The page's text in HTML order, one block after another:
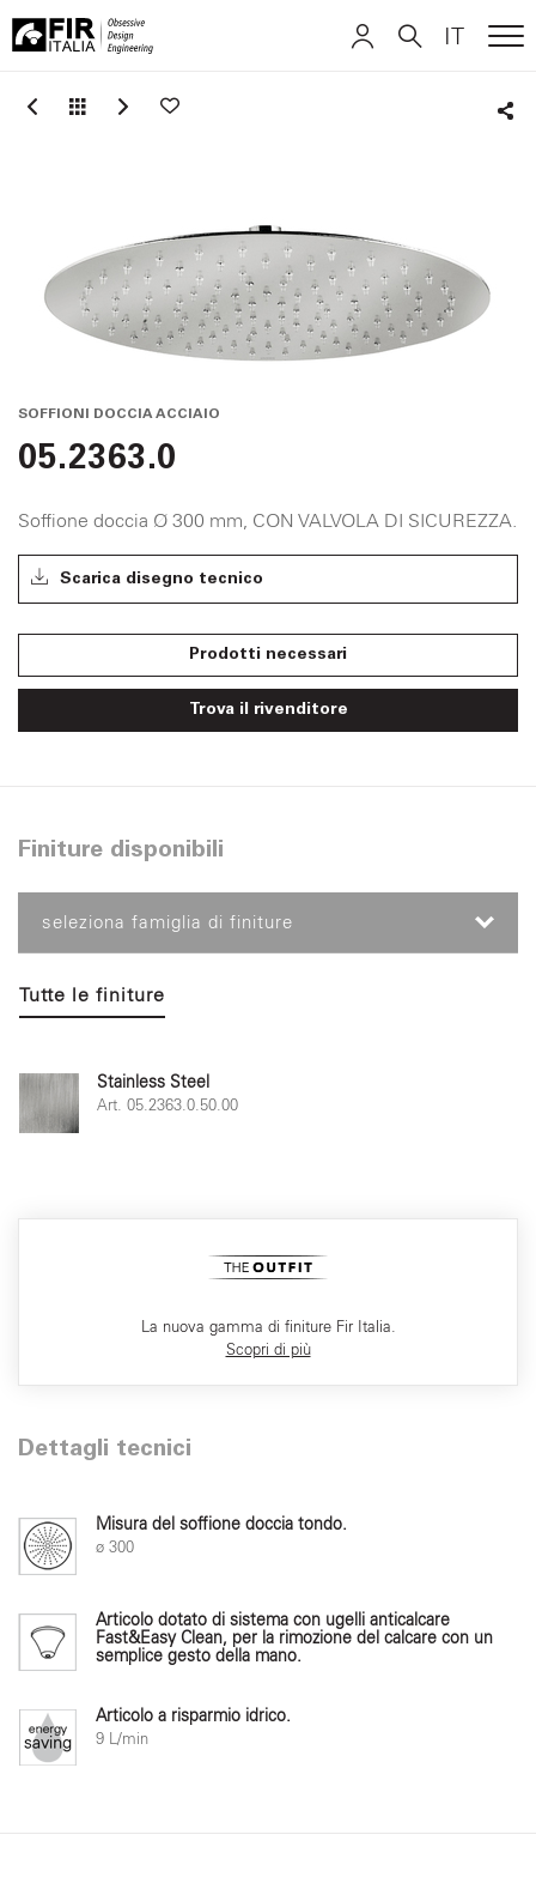
Italia
IT
SOFFIONI DOCCIA ACCIAIO
05.2363.0
Soffione doccia Ø 300 mm, CON VALVOLA DI SICUREZZA.
Scarica disegno tecnico
Prodotti necessari
Trova il rivenditore
Finiture disponibili
seleziona famiglia di finiture
Tutte le finiture
Stainless Steel
Art. 05.2363.0.50.00
La nuova gamma di finiture Fir Italia.
Scopri di più
Dettagli tecnici
Misura del soffione doccia tondo.
ø 300
Articolo dotato di sistema con ugelli anticalcare
Fast&Easy Clean, per la rimozione del calcare con un
semplice gesto della mano.
Articolo a risparmio idrico.
9 L/min
DEUTSCH
DEUTSCH